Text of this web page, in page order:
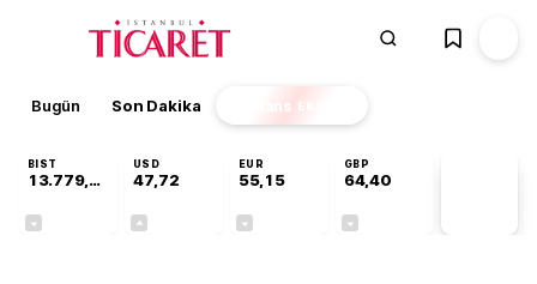
Bugün Son Dakika Finans EKSTRA
BIST
13.779,39
USD
47,72
EUR
55,15
GBP
64,40